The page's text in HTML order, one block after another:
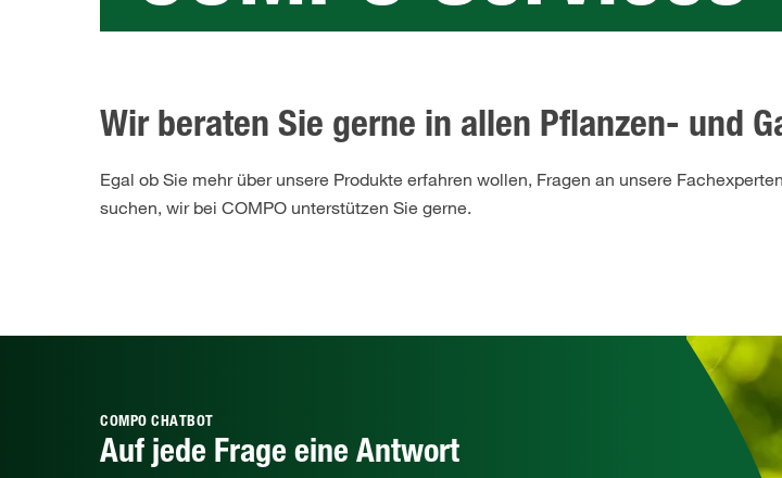
Wir beraten Sie gerne in allen Pflanzen- und
Egal ob Sie mehr über unsere Produkte erfahren wollen, Fragen an unsere
suchen, wir bei COMPO unterstützen Sie gerne.
COMPO CHATBOT
Auf jede Frage eine Antwort